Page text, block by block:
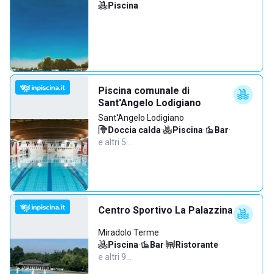
Piscina
Piscina comunale di
Sant'Angelo Lodigiano
Sant'Angelo Lodigiano
Doccia calda· Piscina· Bar·
e altri 5…
Centro Sportivo La Palazzina
Miradolo Terme
Piscina· Bar· Ristorante·
e altri 9…